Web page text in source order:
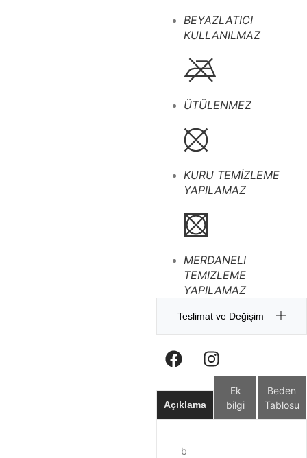
BEYAZLATICI
KULLANILMAZ
ÜTÜLENMEZ
KURU TEMİZLEME
YAPILAMAZ
MERDANELI
TEMIZLEME
YAPILAMAZ
Teslimat ve Değişim
Açıklama
Ek
bilgi
Beden
Tablosu
b